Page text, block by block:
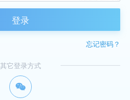
登录
忘记密码？
其它登录方式
너